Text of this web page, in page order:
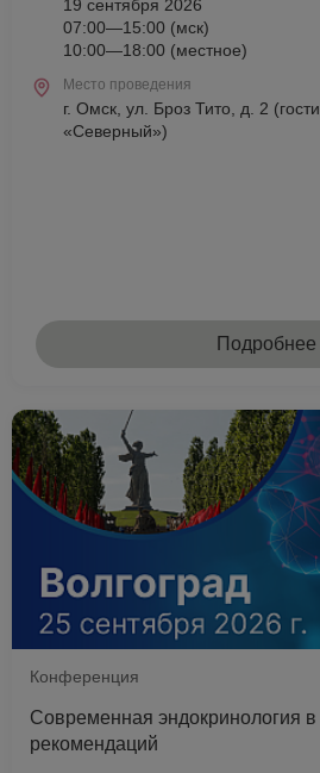
19 сентября 2026
07:00—15:00 (мск)
10:00—18:00 (местное)
Место проведения
г. Омск, ул. Броз Тито, д. 2
«Северный»)
Подробнее
Конференция
Современная эндокринология в
рекомендаций